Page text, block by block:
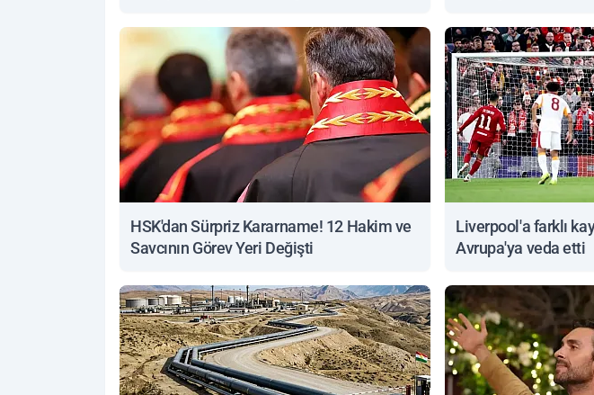
HSK'dan Sürpriz Kararname! 12 Hakim ve
Savcının Görev Yeri Değişti
Liverpool'a farklı
Avrupa'ya veda etti